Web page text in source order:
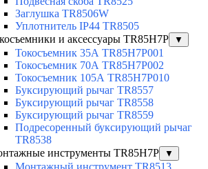
Заглушка TR8506W
Уплотнитель IP44 TR8505
и аксессуары TR85H7P
▼
Токосъемник 35А TR85H7P001
Токосъемник 70А TR85H7P002
Токосъемник 105А TR85H7P010
Буксирующий рычаг TR8557
Буксирующий рычаг TR8558
Буксирующий рычаг TR8559
Подресоренный буксирующий рычаг
TR8538
инструменты TR85H7P
▼